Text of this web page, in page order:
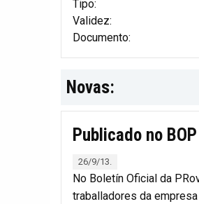
Tipo:
Validez:
Documento:
Novas:
Publicado no
26/9/13.
No Boletín Oficial da
traballadores da